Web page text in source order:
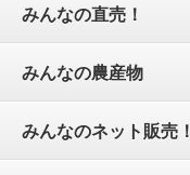
みんなの直売！
みんなの農産物
みんなのネット販売！